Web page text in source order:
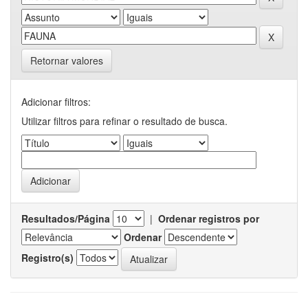
Retornar valores
Adicionar filtros:
Utilizar filtros para refinar o resultado de busca.
Resultados/Página | Ordenar registros por
Ordenar
Registro(s)